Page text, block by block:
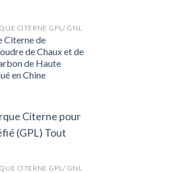
CITERNE GPL/ GNL
Citerne de
de Chaux et de
de Haute
en Chine
CITERNE GPL/ GNL